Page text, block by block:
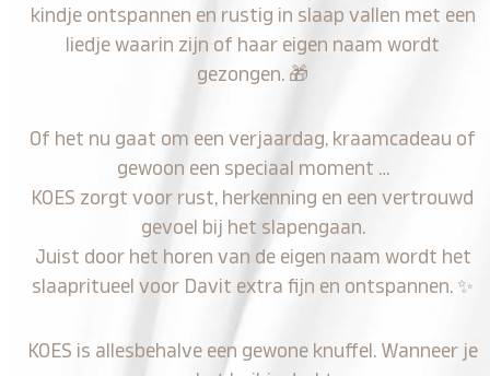
kindje ontspannen en rustig in slaap vallen met een
liedje waarin zijn of haar eigen naam wordt
gezongen. 🎁
Of het nu gaat om een verjaardag, kraamcadeau of
gewoon een speciaal moment …
KOES zorgt voor rust, herkenning en een vertrouwd
gevoel bij het slapengaan.
Juist door het horen van de eigen naam wordt het
slaapritueel voor Davit extra fijn en ontspannen. ✨
KOES is allesbehalve een gewone knuffel. Wanneer je